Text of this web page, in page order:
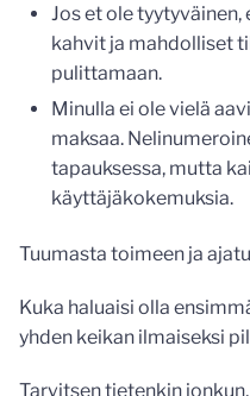
Jos et ole
kahvit ja mahdolliset
pulittamaan.
Minulla ei ole vielä
maksaa.
tapauksessa, mutta
käyttäjäkokemuksia.
Tuumasta toimeen ja
Kuka haluaisi olla
yhden keikan ilmaiseksi
Tarvitsen tietenkin